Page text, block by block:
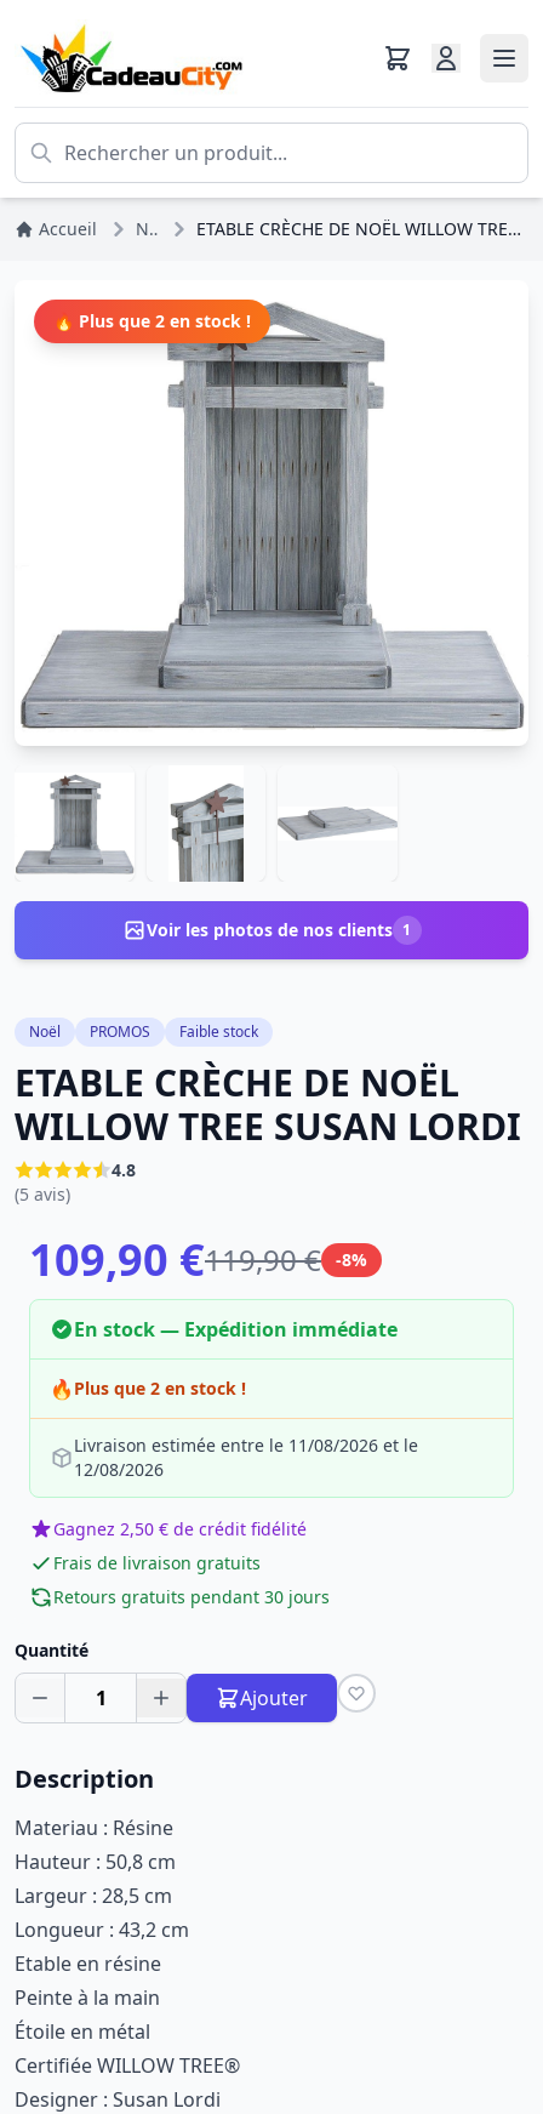
Accueil Noël ETABLE CRÈCHE DE NOËL WILLOW TREE SUSAN LORDI
🔥 Plus que 2 en stock !
Voir les photos de nos clients 1
Noël PROMOS Faible stock
ETABLE CRÈCHE DE NOËL
WILLOW TREE SUSAN LORDI
4.8
(5 avis)
109,90 €119,90 € -8%
En stock — Expédition immédiate
🔥 Plus que 2 en stock !
Livraison estimée entre le 11/08/2026 et le
12/08/2026
Gagnez 2,50 € de crédit fidélité
Frais de livraison gratuits
Retours gratuits pendant 30 jours
Quantité
1 Ajouter
Description
Materiau : Résine
Hauteur : 50,8 cm
Largeur : 28,5 cm
Longueur : 43,2 cm
Etable en résine
Peinte à la main
Étoile en métal
Certifiée WILLOW TREE®
Designer : Susan Lordi